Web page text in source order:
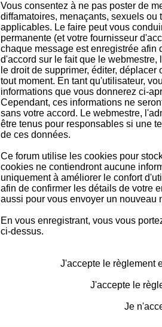
Vous consentez à ne pas poster de
diffamatoires, menaçants, sexuels
applicables. Le faire peut vous
permanente (et votre fournisseur
chaque message est enregistrée afin
d'accord sur le fait que le
le droit de supprimer, éditer,
tout moment. En tant qu'utilisateur,
informations que vous donnerez ci-
Cependant, ces informations ne
sans votre accord. Le webmestre,
être tenus pour responsables si une
de ces données.
Ce forum utilise les cookies pour
cookies ne contiendront aucune
uniquement à améliorer le confort
afin de confirmer les détails de votre
aussi pour vous envoyer un nouveau
En vous enregistrant, vous vous
ci-dessus.
J'accepte le règlement
J'accepte le
Je